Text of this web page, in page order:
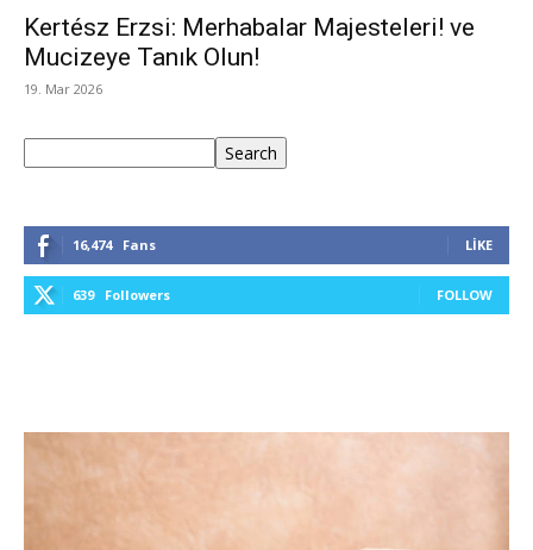
Kertész Erzsi: Merhabalar Majesteleri! ve
Mucizeye Tanık Olun!
19. Mar 2026
Search
16,474 Fans LIKE
639 Followers FOLLOW